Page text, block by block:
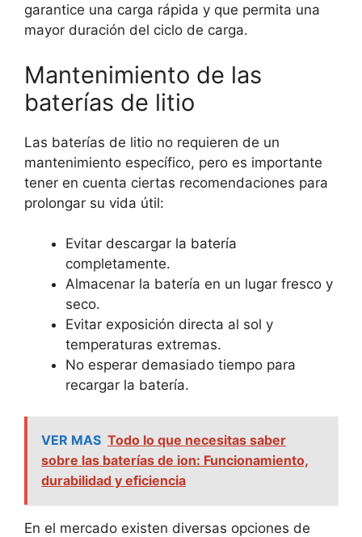
garantice una carga rápida y que permita una
mayor duración del ciclo de carga.
Mantenimiento de las
baterías de litio
Las baterías de litio no requieren de un
mantenimiento específico, pero es importante
tener en cuenta ciertas recomendaciones para
prolongar su vida útil:
Evitar descargar la batería
completamente.
Almacenar la batería en un lugar fresco y
seco.
Evitar exposición directa al sol y
temperaturas extremas.
No esperar demasiado tiempo para
recargar la batería.
VER MAS Todo lo que necesitas saber
sobre las baterías de ion: Funcionamiento,
durabilidad y eficiencia
En el mercado existen diversas opciones de